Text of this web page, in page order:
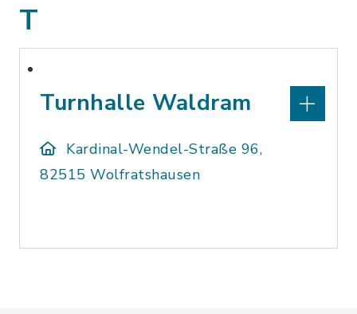
T
Turnhalle Waldram
Kardinal-Wendel-Straße 96,
82515 Wolfratshausen